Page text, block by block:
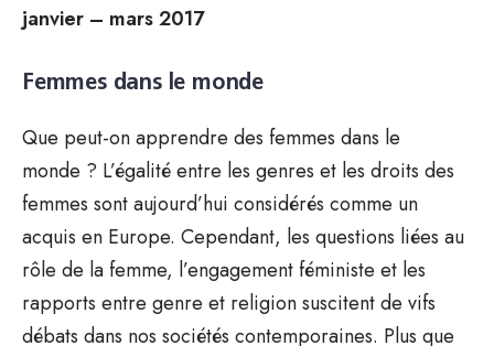
janvier – mars 2017
Femmes dans le monde
Que peut-on apprendre des femmes dans le
monde ? L’égalité entre les genres et les droits des
femmes sont aujourd’hui considérés comme un
acquis en Europe. Cependant, les questions liées au
rôle de la femme, l’engagement féministe et les
rapports entre genre et religion suscitent de vifs
débats dans nos sociétés contemporaines. Plus que